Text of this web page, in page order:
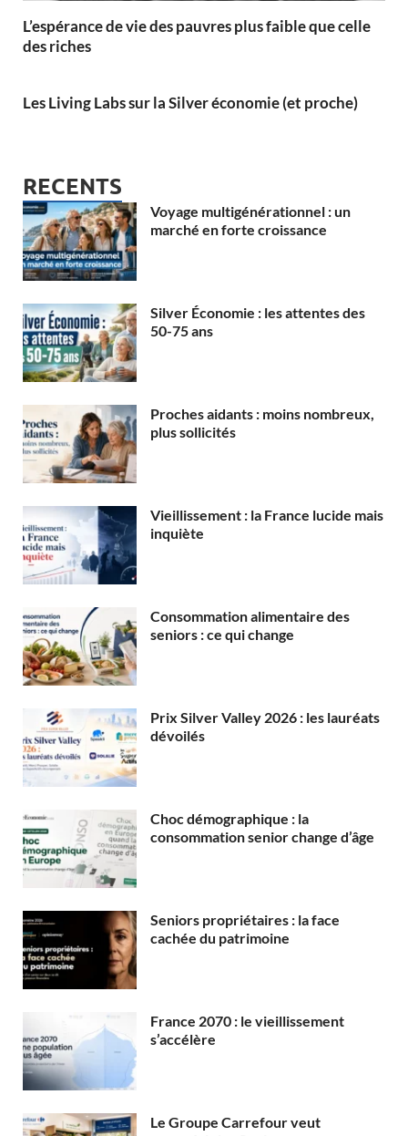
L’espérance de vie des pauvres plus faible que celle
des riches
Les Living Labs sur la Silver économie (et proche)
RECENTS
Voyage multigénérationnel : un
marché en forte croissance
Silver Économie : les attentes des
50-75 ans
Proches aidants : moins nombreux,
plus sollicités
Vieillissement : la France lucide mais
inquiète
Consommation alimentaire des
seniors : ce qui change
Prix Silver Valley 2026 : les lauréats
dévoilés
Choc démographique : la
consommation senior change d’âge
Seniors propriétaires : la face
cachée du patrimoine
France 2070 : le vieillissement
s’accélère
Le Groupe Carrefour veut